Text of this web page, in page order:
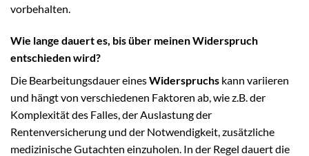
vorbehalten.
Wie lange dauert es, bis über meinen Widerspruch
entschieden wird?
Die Bearbeitungsdauer einesWiderspruchs kann variieren
und hängt von verschiedenen Faktoren ab, wie z.B. der
Komplexität des Falles, der Auslastung der
Rentenversicherung und der Notwendigkeit, zusätzliche
medizinische Gutachten einzuholen. In der Regel dauert die